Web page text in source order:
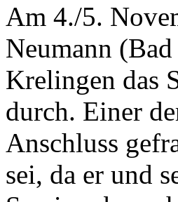
Am 4./5.
Neumann
Krelingen das
durch. Einer
Anschluss
sei, da er und